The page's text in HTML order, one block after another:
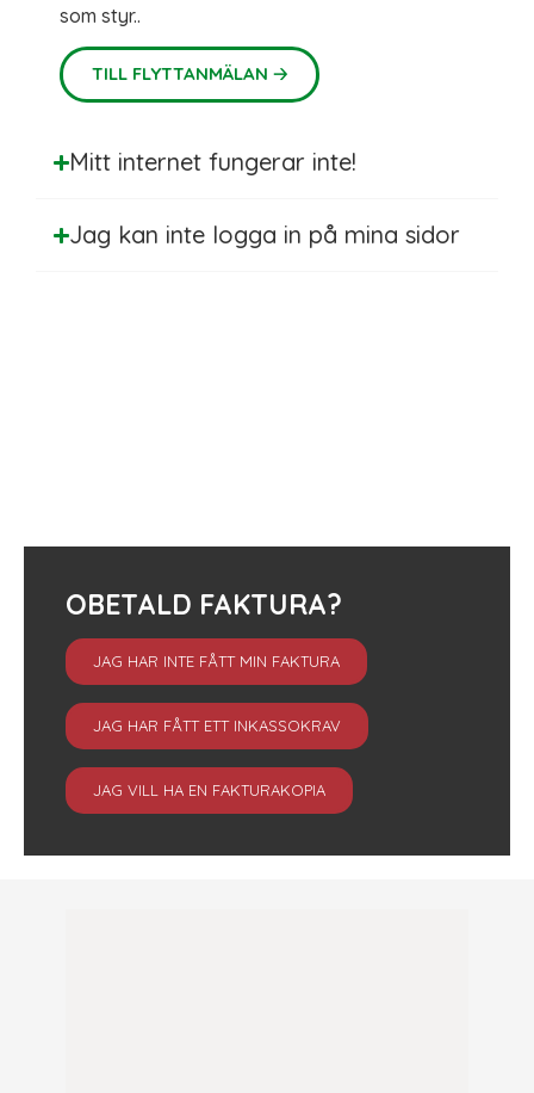
som styr..
TILL FLYTTANMÄLAN 🡢
Mitt internet fungerar inte!
Jag kan inte logga in på mina sidor
OBETALD FAKTURA?
JAG HAR INTE FÅTT MIN FAKTURA
JAG HAR FÅTT ETT INKASSOKRAV
JAG VILL HA EN FAKTURAKOPIA